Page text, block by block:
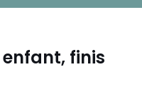
finis